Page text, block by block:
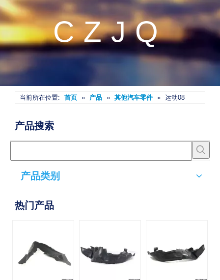
CZJQ
当前所在位置: 首页 » 产品 » 其他汽车零件 » 运动08
产品搜索
产品类别
热门产品